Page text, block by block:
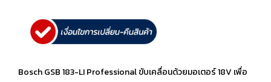
Bosch GSB 183-LI Professional ขับเคลื่อนด้วยมอเตอร์ 18V เพื่อ